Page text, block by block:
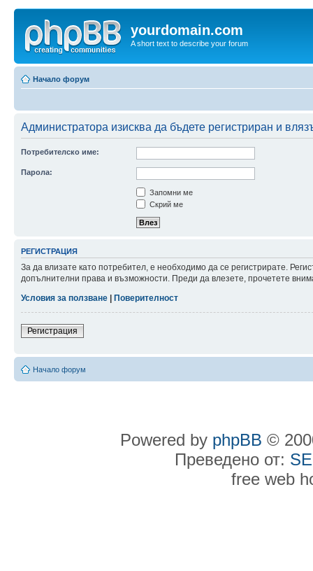
yourdomain.com
A short text to describe your forum
Начало форум
Администратора изисква да бъдете регистриран и
Потребителско име:
Парола:
Запомни ме
Скрий ме
РЕГИСТРАЦИЯ
За да влизате като потребител, е необходимо да се регистрирате.
допълнителни права и възможности. Преди да влезете, прочетете
Условия за ползване
Поверителност
Регистрация
Начало форум
Powered by phpBB ©
Преведено от:
free web